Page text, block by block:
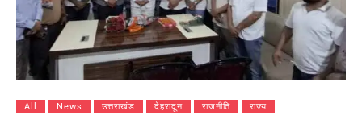
All News उत्तराखंड देहरादून राजनीति राज्य